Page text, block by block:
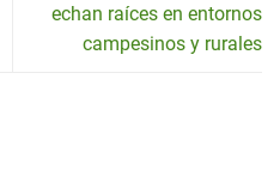
echan raíces en entornos
campesinos y rurales